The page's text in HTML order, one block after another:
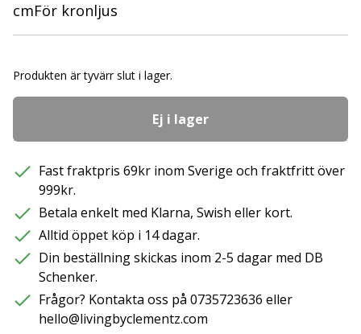
cmFör kronljus
Produkten är tyvärr slut i lager.
Ej i lager
Fast fraktpris 69kr inom Sverige och fraktfritt över
999kr.
Betala enkelt med Klarna, Swish eller kort.
Alltid öppet köp i 14 dagar.
Din beställning skickas inom 2-5 dagar med DB
Schenker.
Frågor? Kontakta oss på 0735723636 eller
hello@livingbyclementz.com